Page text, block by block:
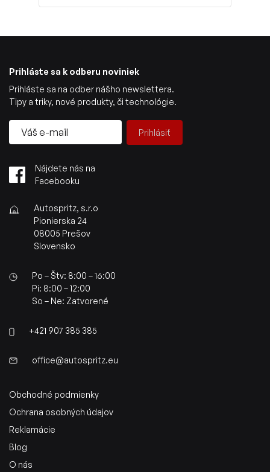
Prihláste sa k odberu noviniek
Prihláste sa na odber nášho newslettera.
Tipy a triky, nové produkty, či technológie.
Prihlásiť
Nájdete nás na
Facebooku
Autospritz, s.r.o
Pionierska 24
08005 Prešov
Slovensko
Po – Štv: 8:00 – 16:00
Pi: 8:00 – 12:00
So – Ne: Zatvorené
+421 907 385 385
office@autospritz.eu
Obchodné podmienky
Ochrana osobných údajov
Reklamácie
Blog
O nás